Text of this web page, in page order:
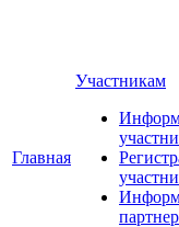
Главная
Участникам